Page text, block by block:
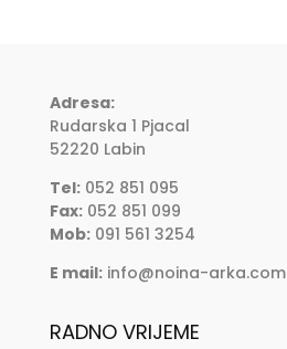
Adresa:
Rudarska 1 Pjacal
52220 Labin
Tel:052 851 095
Fax:052 851 099
Mob:091 561 3254
E mail: info@noina-arka.com
RADNO VRIJEME